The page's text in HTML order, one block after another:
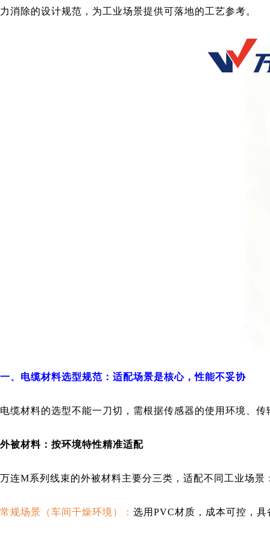
力消除的设计规范，为工业场景提供可落地的工艺参考。
一、电缆材料选型规范：适配场景是核心，性能不妥协
电缆材料的选型不能一刀切，需根据传感器的使用环境、
外被材料：按环境特性精准适配
万连M系列线束的外被材料主要分三类，适配不同工业场景
常规场景（车间干燥环境）： 选用PVC材质，成本可控，